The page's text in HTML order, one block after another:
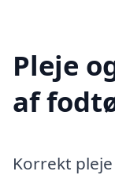
Pleje
af
Korrekt